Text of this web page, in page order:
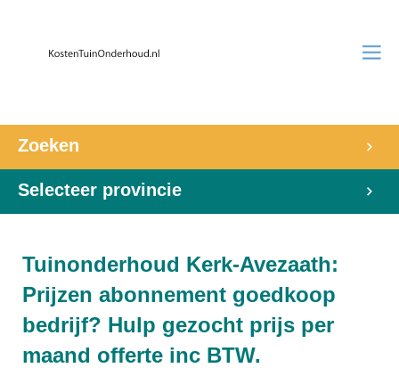
Zoeken
Selecteer provincie
Tuinonderhoud Kerk-Avezaath:
Prijzen abonnement goedkoop
bedrijf? Hulp gezocht prijs per
maand offerte inc BTW.